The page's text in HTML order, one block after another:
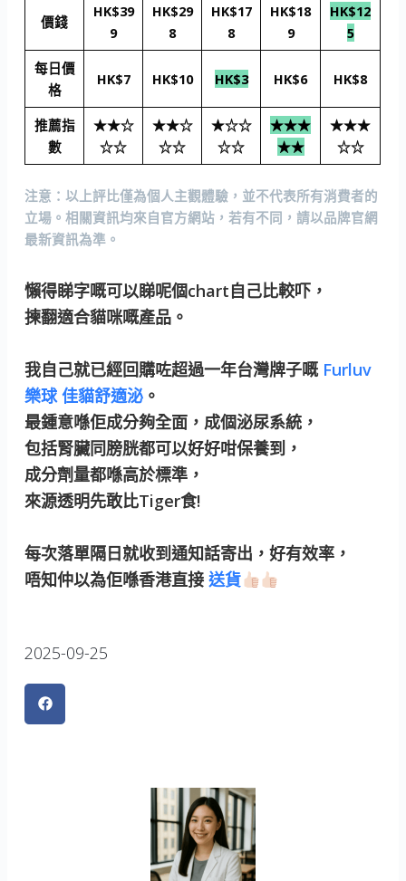
價錢
HK$39
9
HK$29
8
HK$17
8
HK$18
9
HK$12
5
每日價
格
HK$7 HK$10 HK$3 HK$6 HK$8
推薦指
數
★★☆
☆☆
★★☆
☆☆
★☆☆
☆☆
★★★
★★
★★★
☆☆
注意：以上評比僅為個人主觀體驗，並不代表所有消費者的
立場。相關資訊均來自官方網站，若有不同，請以品牌官網
最新資訊為準。
懶得睇字嘅可以睇呢個chart自己比較吓，
揀翻適合貓咪嘅產品。
我自己就已經回購咗超過一年台灣牌子嘅 Furluv
樂球 佳貓舒適泌 。
最鍾意喺佢成分夠全面，成個泌尿系統，
包括腎臟同膀胱都可以好好咁保養到，
成分劑量都喺高於標準，
來源透明先敢比Tiger食!
每次落單隔日就收到通知話寄出，好有效率，
唔知仲以為佢喺香港直接送貨
2025-09-25